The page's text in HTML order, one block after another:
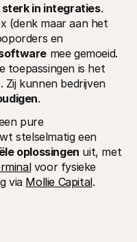
in integraties.
(denk maar aan het
en
mee gemoeid.
toepassingen is het
Zij kunnen bedrijven
.
pure
betaalverwerker meer. Het bouwt stelselmatig een
oplossingen uit, met
voor fysieke
via Mollie Capital.